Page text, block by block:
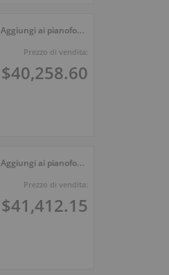
Aggiungi ai pianoforti osservati
Prezzo di vendita:
$40,258.60
Aggiungi ai pianoforti osservati
Prezzo di vendita:
$41,412.15